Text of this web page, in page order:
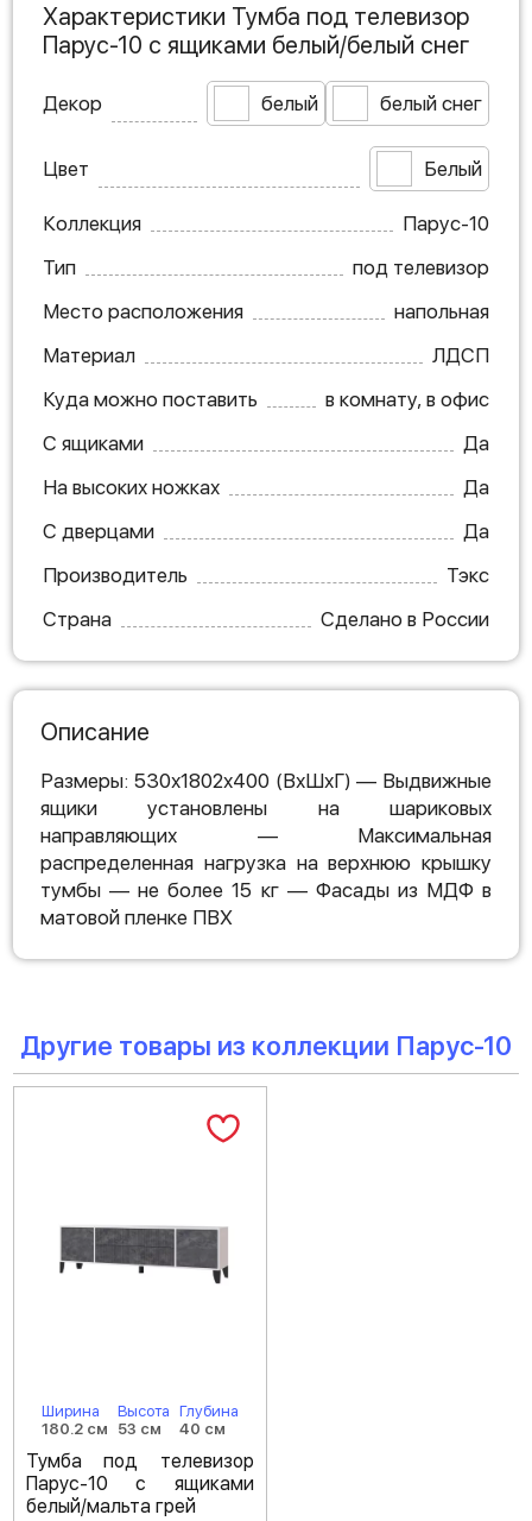
Характеристики Тумба под телевизор
Парус-10 с ящиками белый/белый снег
Декор белый белый снег
Цвет Белый
Коллекция
Парус-10
Тип
под телевизор
Место расположения
напольная
Материал
ЛДСП
Куда можно поставить
в комнату, в офис
С ящиками
Да
На высоких ножках
Да
С дверцами
Да
Производитель
Тэкс
Страна
Сделано в России
Описание
Размеры: 530х1802х400 (ВхШхГ) — Выдвижные
ящики установлены на шариковых
направляющих — Максимальная
распределенная нагрузка на верхнюю крышку
тумбы — не более 15 кг — Фасады из МДФ в
матовой пленке ПВХ
Другие товары из коллекции Парус-10
Ширина
180.2 см
Высота
53 см
Глубина
40 см
Тумба под телевизор
Парус-10 с ящиками
белый/мальта грей